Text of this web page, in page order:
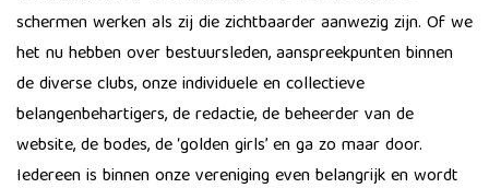
schermen werken als zij die zichtbaarder aanwezig zijn. Of we
het nu hebben over bestuursleden, aanspreekpunten binnen
de diverse clubs, onze individuele en collectieve
belangenbehartigers, de redactie, de beheerder van de
website, de bodes, de ‘golden girls’ en ga zo maar door.
Iedereen is binnen onze vereniging even belangrijk en wordt